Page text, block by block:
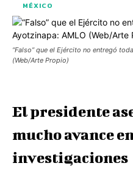
MÉXICO
“Falso” que el Ejército no entregó
(Web/Arte Propio)
El presidente
mucho avance
investigaciones